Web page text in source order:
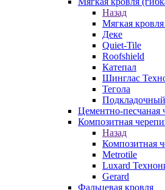
Назад
Мягкая
Деке
Quiet-Tile
Roofshield
Катепал
Шинглас
Тегола
Цементно-песчаная
Композитная
Назад
Композитная
Metrotile
Luxard
Gerard
Фальцевая кровля